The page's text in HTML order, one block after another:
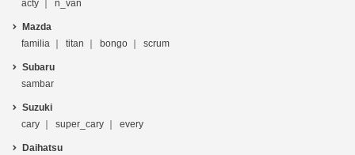
acty
n_van
Mazda
familia
titan bongo scrum
Subaru
sambar
Suzuki
cary
super_cary every
Daihatsu